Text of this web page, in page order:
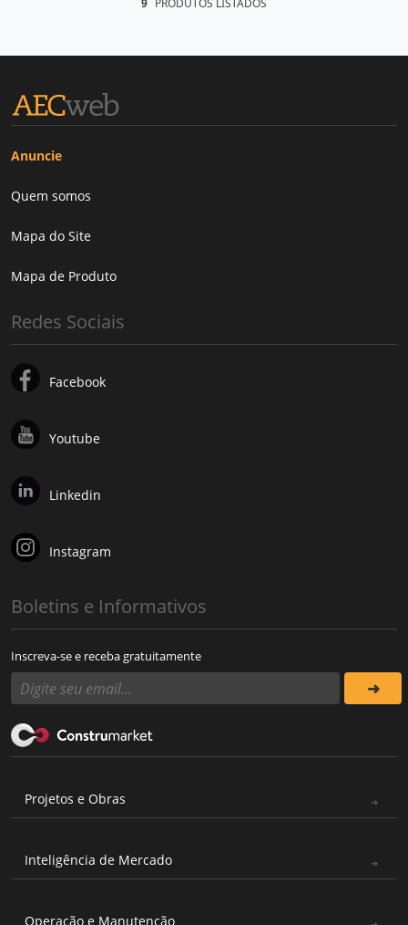
9 PRODUTOS LISTADOS
Anuncie
Quem somos
Mapa do Site
Mapa de Produto
Redes Sociais
Facebook
Youtube
Linkedin
Instagram
Boletins e Informativos
Inscreva-se e receba gratuitamente
Projetos e Obras
Inteligência de Mercado
Operação e Manutenção